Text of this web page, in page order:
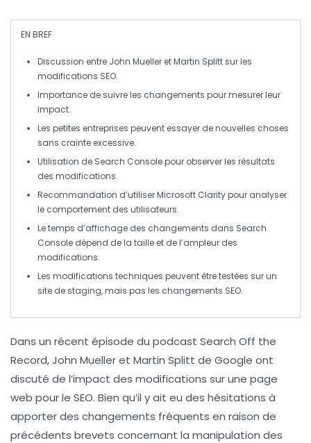
EN BREF
Discussion entre John Mueller etMartin Splitt sur les
modifications SEO.
Importance de suivre les changements pour mesurer leur
impact.
Les petites entreprises peuvent essayer de nouvelles choses
sans crainte excessive.
Utilisation de Search Consolepour observer les résultats
des modifications.
Recommandation d’utiliserMicrosoft Claritypour analyser
le comportement des utilisateurs.
Le temps d’affichage des changements dans Search
Console dépend de la taille et de l’ampleur des
modifications.
Les modifications techniques peuvent être testées sur un
site de staging, mais pas les changements SEO.
Dans un récent épisode du podcast Search Off the
Record, John Mueller et Martin Splitt de Google ont
discuté de l’impact des modifications sur une page
web pour le SEO. Bien qu’il y ait eu des hésitations à
apporter des changements fréquents en raison de
précédents brevets concernant la manipulation des